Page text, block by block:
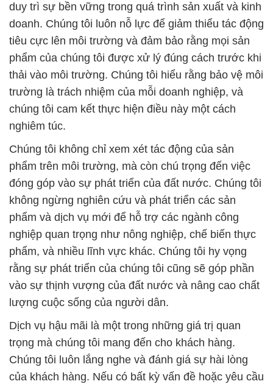
duy trì sự bền vững trong quá trình sản xuất và kinh
doanh. Chúng tôi luôn nỗ lực để giảm thiểu tác động
tiêu cực lên môi trường và đảm bảo rằng mọi sản
phẩm của chúng tôi được xử lý đúng cách trước khi
thải vào môi trường. Chúng tôi hiểu rằng bảo vệ môi
trường là trách nhiệm của mỗi doanh nghiệp, và
chúng tôi cam kết thực hiện điều này một cách
nghiêm túc.
Chúng tôi không chỉ xem xét tác động của sản
phẩm trên môi trường, mà còn chú trọng đến việc
đóng góp vào sự phát triển của đất nước. Chúng tôi
không ngừng nghiên cứu và phát triển các sản
phẩm và dịch vụ mới để hỗ trợ các ngành công
nghiệp quan trọng như nông nghiệp, chế biến thực
phẩm, và nhiều lĩnh vực khác. Chúng tôi hy vọng
rằng sự phát triển của chúng tôi cũng sẽ góp phần
vào sự thịnh vượng của đất nước và nâng cao chất
lượng cuộc sống của người dân.
Dịch vụ hậu mãi là một trong những giá trị quan
trọng mà chúng tôi mang đến cho khách hàng.
Chúng tôi luôn lắng nghe và đánh giá sự hài lòng
của khách hàng. Nếu có bất kỳ vấn đề hoặc yêu cầu